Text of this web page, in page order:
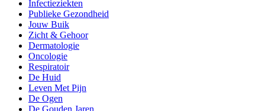
Infectieziekten
Publieke Gezondheid
Jouw Buik
Zicht & Gehoor
Dermatologie
Oncologie
Respiratoir
De Huid
Leven Met Pijn
De Ogen
De Gouden Jaren